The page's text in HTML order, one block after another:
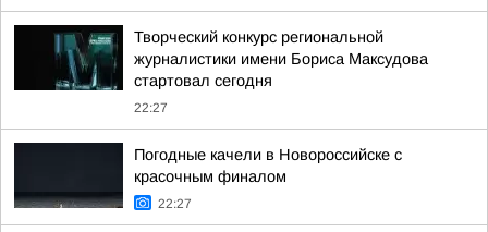
Творческий конкурс региональной
журналистики имени Бориса Максудова
стартовал сегодня
22:27
Погодные качели в Новороссийске с
красочным финалом
22:27